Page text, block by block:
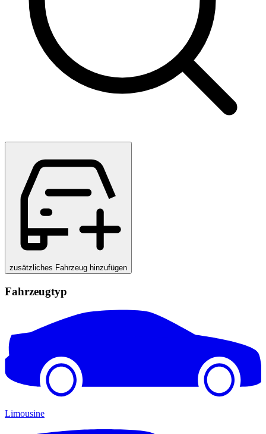
zusätzliches Fahrzeug hinzufügen
Fahrzeugtyp
Limousine